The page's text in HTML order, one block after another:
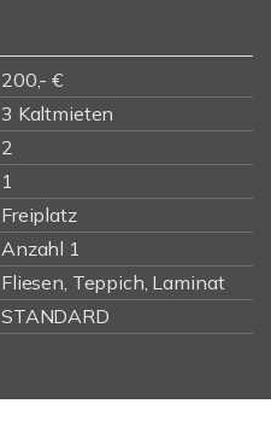
200,- €
3 Kaltmieten
2
1
Freiplatz
Anzahl 1
Fliesen, Teppich, Laminat
STANDARD